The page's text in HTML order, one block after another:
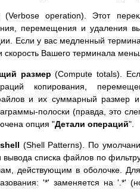
(Verbose operation). Этот
перемещения и удаления
Если у вас медленный
скорость Вашего терминала
размер (Compute totals).
копирования,
и их суммарный размер
полоски (правда, это
опция "Детали операций".
(Shell Patterns). По
вывода списка файлов по
действующим в оболочке.
'*' заменяется на '.*'